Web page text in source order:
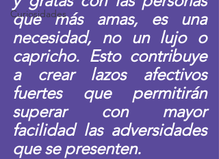
Curiosidades
que más amas, es una
necesidad, no un lujo o
capricho. Esto contribuye
a crear lazos afectivos
fuertes que permitirán
superar con mayor
facilidad las adversidades
que se presenten.